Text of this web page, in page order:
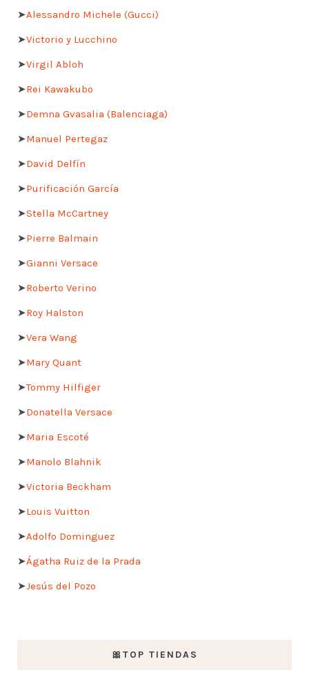
➤Alessandro Michele (Gucci)
➤Victorio y Lucchino
➤Virgil Abloh
➤Rei Kawakubo
➤Demna Gvasalia (Balenciaga)
➤Manuel Pertegaz
➤David Delfín
➤Purificación García
➤Stella McCartney
➤Pierre Balmain
➤Gianni Versace
➤Roberto Verino
➤Roy Halston
➤Vera Wang
➤Mary Quant
➤Tommy Hilfiger
➤Donatella Versace
➤Maria Escoté
➤Manolo Blahnik
➤Victoria Beckham
➤Louis Vuitton
➤Adolfo Dominguez
➤Ágatha Ruiz de la Prada
➤Jesús del Pozo
🎀TOP TIENDAS